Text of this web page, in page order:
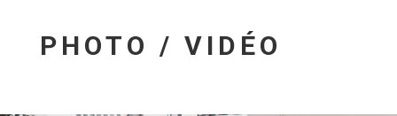
PHOTO / VIDÉO